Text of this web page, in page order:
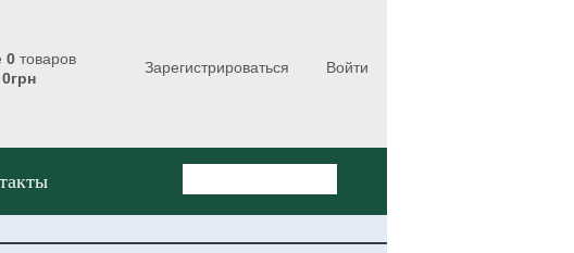
0 товаров
0грн
Зарегистрироваться Войти